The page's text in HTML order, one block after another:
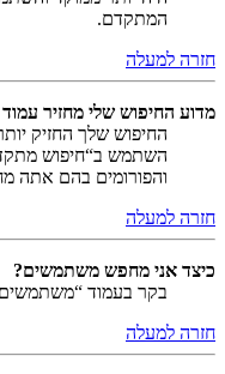
המתקדם.
חזרה למעלה
מדוע החיפוש שלי מחזיר
החיפוש שלך החזיק
השתמש ב“חיפוש
והפורומים בהם אתה
חזרה למעלה
כיצד אני מחפש משתמשים?
בקר בעמוד
חזרה למעלה